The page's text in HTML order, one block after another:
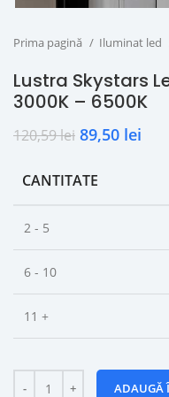
Prima pagină Iluminat led
Lustra Skystars
3000K – 6500K
120,59lei 89,50 lei
CANTITATE
2 - 5
6 - 10
11 +
ADAUGĂ